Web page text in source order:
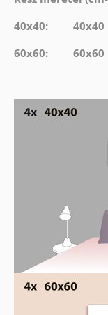
40x40: 40x40 |
60x60: 60x60 |